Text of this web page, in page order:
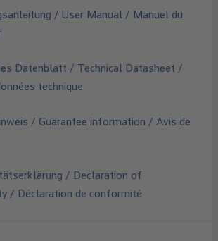
/ User Manual / Manuel du
Datenblatt / Technical Datasheet /
technique
/ Guarantee information / Avis de
/ Declaration of
/ Déclaration de conformité